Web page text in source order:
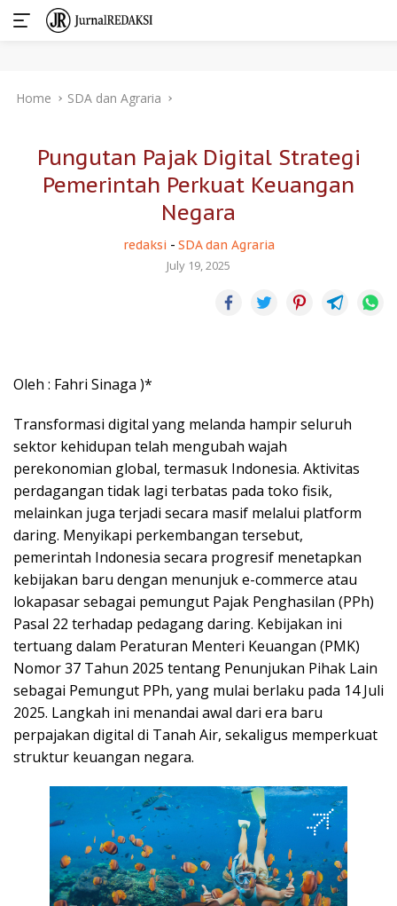
Home SDA dan Agraria
Pungutan Pajak Digital Strategi
Pemerintah Perkuat Keuangan
Negara
redaksi - SDA dan Agraria
July 19, 2025
Oleh : Fahri Sinaga )*
Transformasi digital yang melanda hampir seluruh
sektor kehidupan telah mengubah wajah
perekonomian global, termasuk Indonesia. Aktivitas
perdagangan tidak lagi terbatas pada toko fisik,
melainkan juga terjadi secara masif melalui platform
daring. Menyikapi perkembangan tersebut,
pemerintah Indonesia secara progresif menetapkan
kebijakan baru dengan menunjuk e-commerce atau
lokapasar sebagai pemungut Pajak Penghasilan (PPh)
Pasal 22 terhadap pedagang daring. Kebijakan ini
tertuang dalam Peraturan Menteri Keuangan (PMK)
Nomor 37 Tahun 2025 tentang Penunjukan Pihak Lain
sebagai Pemungut PPh, yang mulai berlaku pada 14 Juli
2025. Langkah ini menandai awal dari era baru
perpajakan digital di Tanah Air, sekaligus memperkuat
struktur keuangan negara.